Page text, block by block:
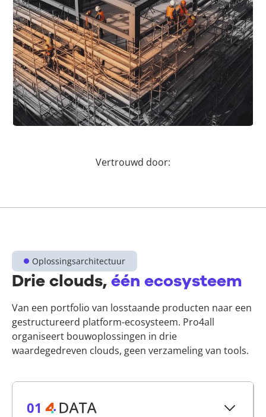
Vertrouwd door:
Oplossingsarchitectuur
Drie clouds,één ecosysteem
Van een portfolio van losstaande producten naar een
gestructureerd platform-ecosysteem. Pro4all
organiseert bouwoplossingen in drie
waardegedreven clouds, geen verzameling van tools.
01